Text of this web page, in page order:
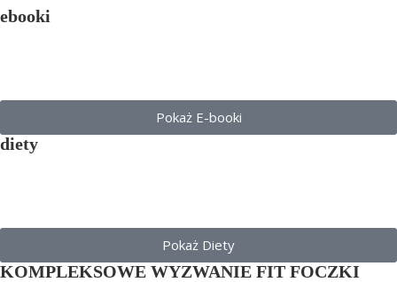
ebooki
Pokaż E-booki
diety
Pokaż Diety
KOMPLEKSOWE WYZWANIE FIT FOCZKI